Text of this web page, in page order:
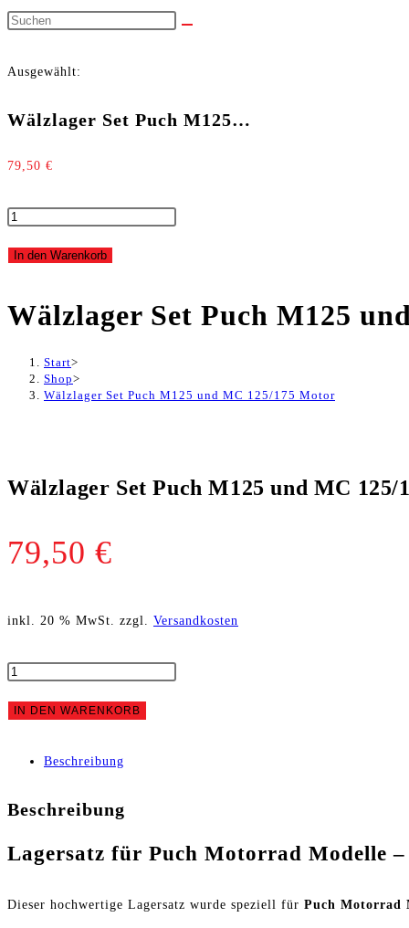
Diese
Ausgewählt:
Wälzlager Set Puch M125…
79,50 €
Wälzlager
Set
Motor
In den Warenkorb
Wälzlager Set Puch M125
Start>
Shop>
Wälzlager Set Puch M125 und MC 125/175 Motor
Wälzlager Set Puch M125 und MC 125/
79,50 €
inkl. 20 % MwSt. zzgl. Versandkosten
Wälzlager
Set
MC
125/175
IN DEN WARENKORB
Beschreibung
Beschreibung
Lagersatz für Puch Motorrad Modelle
Dieser hochwertige Lagersatz wurde speziell für Puch Motorrad